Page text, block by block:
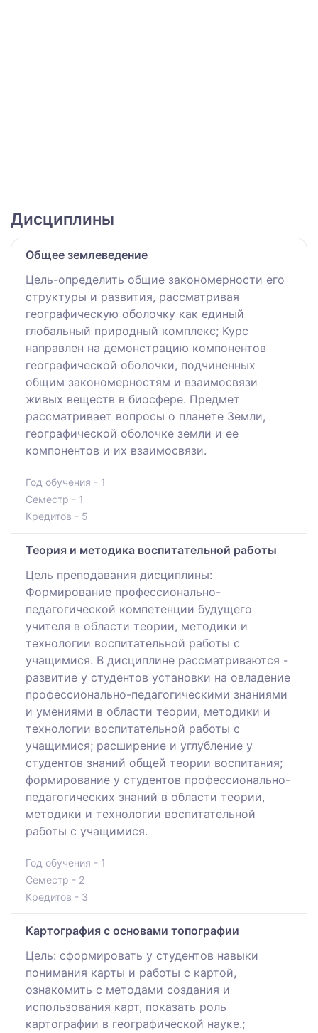
Дисциплины
Общее землеведение
Цель-определить общие закономерности его
структуры и развития, рассматривая
географическую оболочку как единый
глобальный природный комплекc; Курс
направлен на демонстрацию компонентов
географической оболочки, подчиненных
общим закономерностям и взаимосвязи
живых веществ в биосфере. Предмет
рассматривает вопросы о планете Земли,
географической оболочке земли и ее
компонентов и их взаимосвязи.
Год обучения - 1
Семестр - 1
Кредитов - 5
Теория и методика воспитательной работы
Цель преподавания дисциплины:
Формирование профессионально-
педагогической компетенции будущего
учителя в области теории, методики и
технологии воспитательной работы с
учащимися. В дисциплине рассматриваются -
развитие у студентов установки на овладение
профессионально-педагогическими знаниями
и умениями в области теории, методики и
технологии воспитательной работы с
учащимися; расширение и углубление у
студентов знаний общей теории воспитания;
формирование у студентов профессионально-
педагогических знаний в области теории,
методики и технологии воспитательной
работы с учащимися.
Год обучения - 1
Семестр - 2
Кредитов - 3
Картография с основами топографии
Цель: сформировать у студентов навыки
понимания карты и работы с картой,
ознакомить с методами создания и
использования карт, показать роль
картографии в географической науке.;